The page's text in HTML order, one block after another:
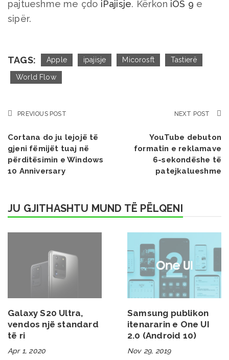
pajtueshme me çdo iPajisje. Kërkon iOS 9 e
sipër.
TAGS: Apple ipajisje Micorosft Tastierë
World Flow
PREVIOUS POST
Cortana do ju lejojë të
gjeni fëmijët tuaj në
përditësimin e Windows
10 Anniversary
NEXT POST
YouTube debuton
formatin e reklamave
6-sekondëshe të
patejkalueshme
JU GJITHASHTU MUND TË PËLQENI
Galaxy S20 Ultra,
vendos një standard
të ri
Apr 1, 2020
Samsung publikon
itenararin e One UI
2.0 (Android 10)
Nov 29, 2019